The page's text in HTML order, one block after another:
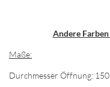
Andere
Maße:
Durchmesser Öffnung: